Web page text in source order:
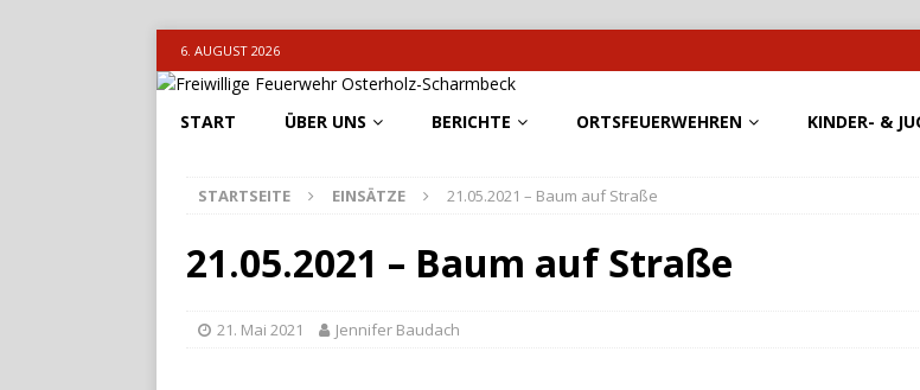
6. AUGUST 2026
START ÜBER UNS BERICHTE ORTSFEUERWEHREN KINDER- &
STARTSEITE EINSÄTZE 21.05.2021 – Baum auf Straße
21.05.2021 – Baum auf Straße
21. Mai 2021 Jennifer Baudach